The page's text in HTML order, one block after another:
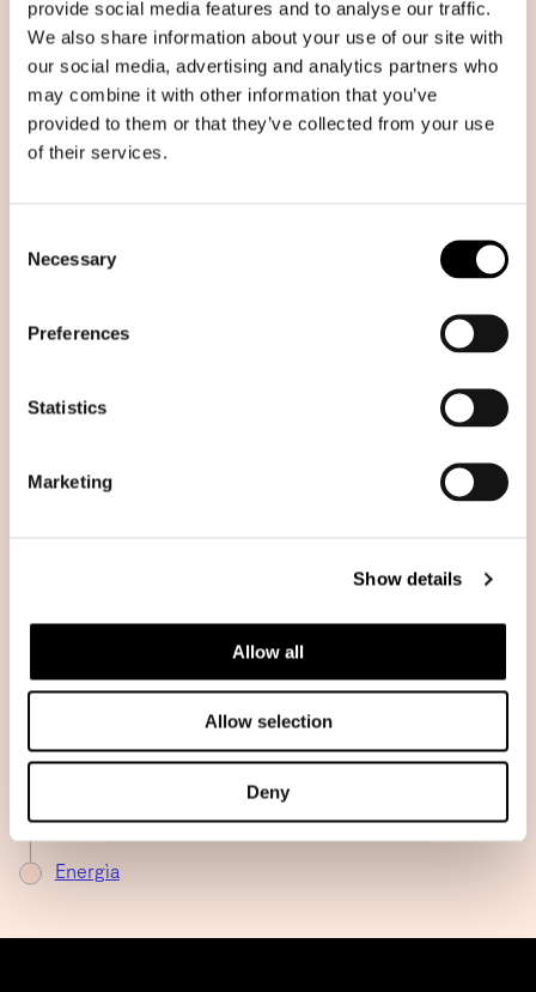
provide social media features and to analyse our traffic.
We also share information about your use of our site with
our social media, advertising and analytics partners who
may combine it with other information that you’ve
provided to them or that they’ve collected from your use
of their services.
Selection
Necessary
Preferences
Statistics
Marketing
Show details
Allow all
Allow selection
Deny
internazionale istituito dalla Commissione europea,
coordinato dall’Italia e dalla Norvegia, dedicato alla
tutela della biodiversità e delle risorse naturali
degli oceani e dei mari. Il fine è riuscire a conciliare
ecologia e sviluppo, favorendo una transizione
Ricerca è il coordinatore del consorzio.
Naviga le parole di
alfabetico
Ecogestione
Ecologìa
Emissióne
Energìa